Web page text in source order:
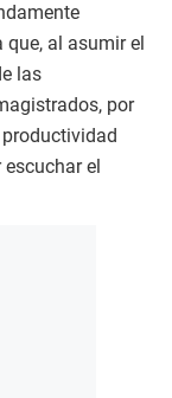
al asumir el
las
por
el